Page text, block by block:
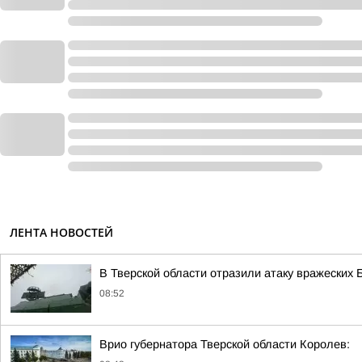
ЛЕНТА НОВОСТЕЙ
В Тверской области отразили атаку
08:52
Врио губернатора Тверской области Королев: